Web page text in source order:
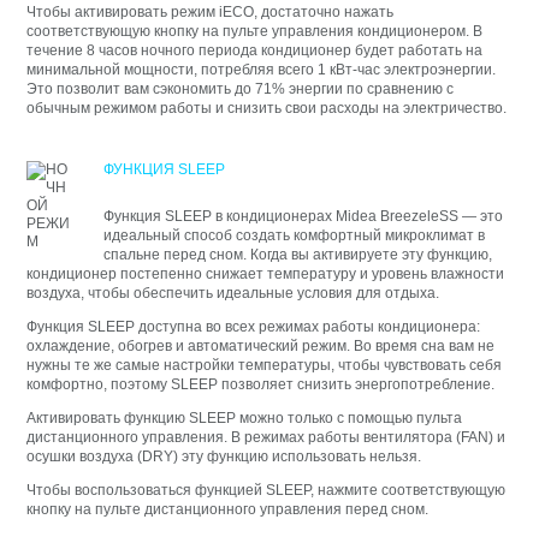
Чтобы активировать режим iECO, достаточно нажать
соответствующую кнопку на пульте управления кондиционером. В
течение 8 часов ночного периода кондиционер будет работать на
минимальной мощности, потребляя всего 1 кВт-час электроэнергии.
Это позволит вам сэкономить до 71% энергии по сравнению с
обычным режимом работы и снизить свои расходы на электричество.
ФУНКЦИЯ SLEEP
Функция SLEEP в кондиционерах Midea BreezeleSS — это
идеальный способ создать комфортный микроклимат в
спальне перед сном. Когда вы активируете эту функцию,
кондиционер постепенно снижает температуру и уровень влажности
воздуха, чтобы обеспечить идеальные условия для отдыха.
Функция SLEEP доступна во всех режимах работы кондиционера:
охлаждение, обогрев и автоматический режим. Во время сна вам не
нужны те же самые настройки температуры, чтобы чувствовать себя
комфортно, поэтому SLEEP позволяет снизить энергопотребление.
Активировать функцию SLEEP можно только с помощью пульта
дистанционного управления. В режимах работы вентилятора (FAN) и
осушки воздуха (DRY) эту функцию использовать нельзя.
Чтобы воспользоваться функцией SLEEP, нажмите соответствующую
кнопку на пульте дистанционного управления перед сном.